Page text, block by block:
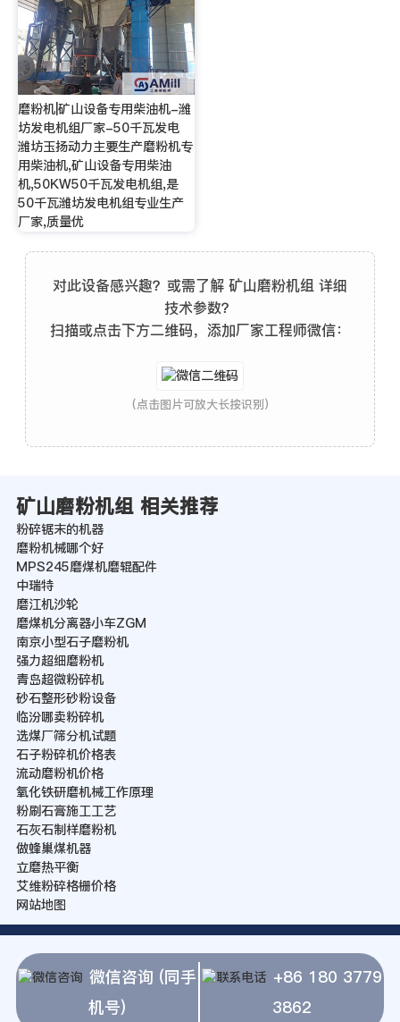
磨粉机|矿山设备专用柴油机-潍
坊发电机组厂家-50千瓦发电
潍坊玉扬动力主要生产磨粉机专
用柴油机,矿山设备专用柴油
机,50KW50千瓦发电机组,是
50千瓦潍坊发电机组专业生产
厂家,质量优
对此设备感兴趣？或需了解 矿山磨粉机组 详细
技术参数？
扫描或点击下方二维码，添加厂家工程师微信：
(点击图片可放大长按识别)
矿山磨粉机组 相关推荐
粉碎锯末的机器
磨粉机械哪个好
MPS245磨煤机磨辊配件
中瑞特
磨江机沙轮
磨煤机分离器小车ZGM
南京小型石子磨粉机
强力超细磨粉机
青岛超微粉碎机
砂石整形砂粉设备
临汾哪卖粉碎机
选煤厂筛分机试题
石子粉碎机价格表
流动磨粉机价格
氧化铁研磨机械工作原理
粉刷石膏施工工艺
石灰石制样磨粉机
做蜂巢煤机器
立磨热平衡
艾维粉碎格栅价格
网站地图
微信咨询 (同手
机号)
+86 180 3779
3862